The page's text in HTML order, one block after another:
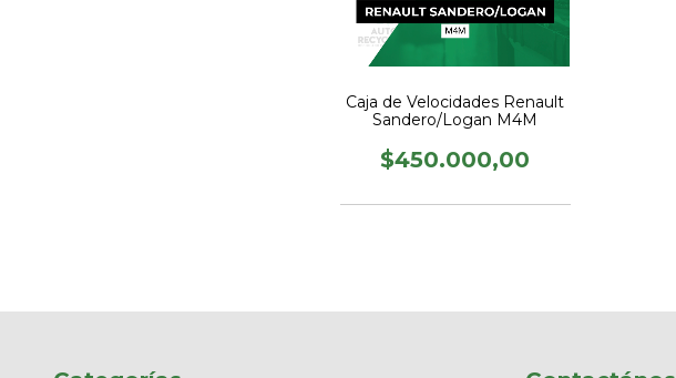
Caja de Velocidades Renault
Sandero/Logan M4M
$450.000,00